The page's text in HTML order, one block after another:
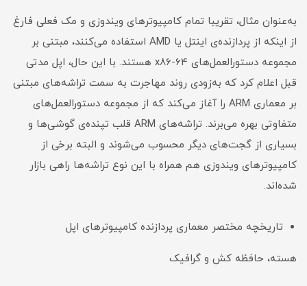
به‌عنوان مثال، تقریبا تمام کامپیوترهای ویندوزی و مک فعلی فارغ
از اینکه از پردازنده‌ی اینتل یا AMD استفاده می‌کنند، مبتنی بر
مجموعه دستورالعمل‌های x86-64 هستند. با این حال، اپل مدتی
قبل اعلام کرد که به‌زودی روند مهاجرت به سمت تراشه‌های مبتنی
بر معماری ARM را آغاز می‌کند که از مجموعه دستورالعمل‌های
متفاوتی بهره می‌برند. تراشه‌های ARM قلب تپنده‌ی گوشی‌ها و
بسیاری از گجت‌های دیگر محسوب می‌شوند و البته برخی از
کامپیوترهای ویندوزی هم همراه با این نوع تراشه‌ها راهی بازار
شده‌اند.
تاریخچه مختصر معماری پردازنده کامپیوترهای اپل
هسته، حافظه کش و گرافیک